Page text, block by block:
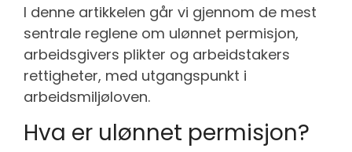
I denne artikkelen går vi gjennom de mest
sentrale reglene om ulønnet permisjon,
arbeidsgivers plikter og arbeidstakers
rettigheter, med utgangspunkt i
arbeidsmiljøloven.
Hva er ulønnet permisjon?